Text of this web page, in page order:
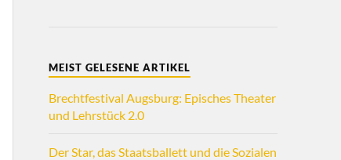
MEIST GELESENE ARTIKEL
Brechtfestival Augsburg: Episches Theater
und Lehrstück 2.0
Der Star, das Staatsballett und die Sozialen